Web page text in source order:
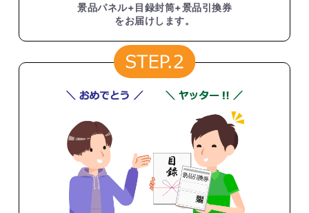
景品パネル+目録封筒+景品引換券
をお届けします。